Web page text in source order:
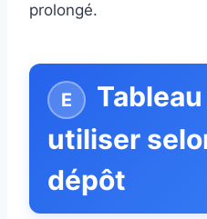
prolongé.
utiliser
dépôt